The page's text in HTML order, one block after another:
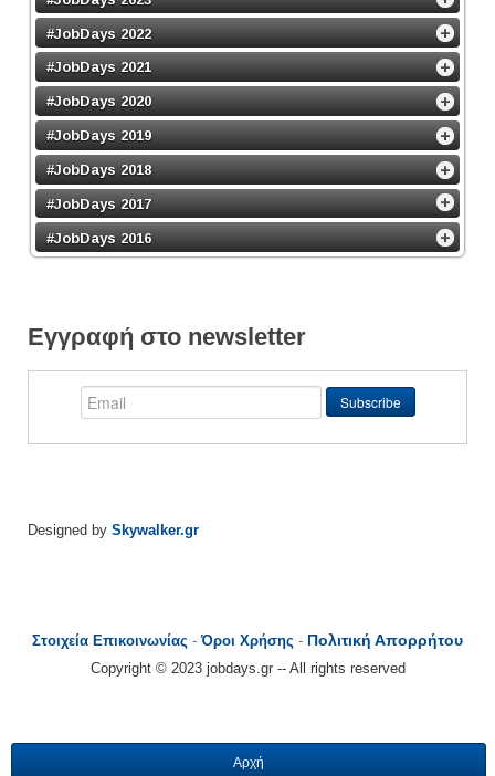
#JobDays 2022
#JobDays 2021
#JobDays 2020
#JobDays 2019
#JobDays 2018
#JobDays 2017
#JobDays 2016
Εγγραφή στο newsletter
Designed by Skywalker.gr
Στοιχεία Επικοινωνίας -Όροι Χρήσης - Πολιτική Απορρήτου
Copyright © 2023 jobdays.gr -- All rights reserved
Αρχή